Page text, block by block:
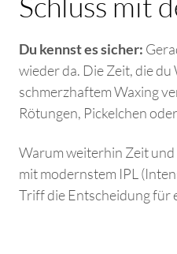
Du kennst es sicher:
wieder da. Die Zeit, die
schmerzhaftem Waxing
Rötungen, Pickelchen
Warum weiterhin Zeit
mit modernstem IPL
Triff die Entscheidung für